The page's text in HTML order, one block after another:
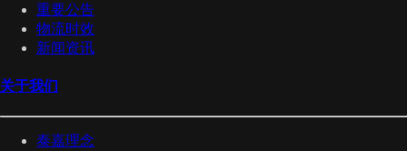
重要公告
物流时效
新闻资讯
关于我们
泰嘉理念